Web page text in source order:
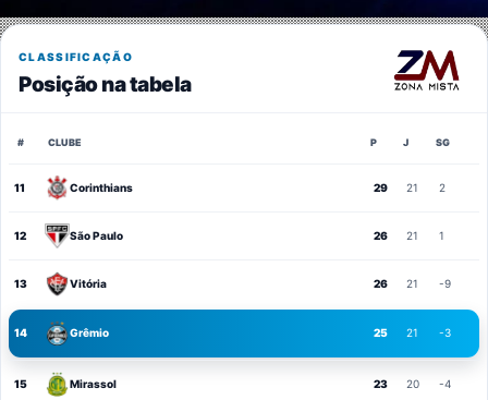
CLASSIFICAÇÃO
Posição na tabela
# CLUBE P J SG
11 Corinthians 29 21 2
12 São Paulo 26 21 1
13 Vitória 26 21 -9
14 Grêmio 25 21 -3
15 Mirassol 23 20 -4